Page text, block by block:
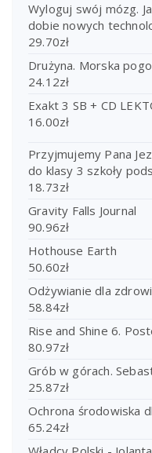
Wyloguj swój mózg.
dobie nowych
29.70zł
Drużyna. Morska
24.12zł
Exakt 3 SB + CD
16.00zł
Przyjmujemy Pana
do klasy 3 szkoły
18.73zł
Gravity Falls Journal
90.96zł
Hothouse Earth
50.60zł
Odżywianie dla
58.84zł
Rise and Shine 6.
80.97zł
Grób w górach.
25.87zł
Ochrona środowiska
65.24zł